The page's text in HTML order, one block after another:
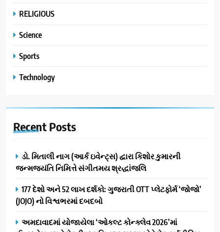
RELIGIOUS
Science
Sports
Technology
Recent Posts
ડો. મિતાલી નાગ (આર્ક ઇવેન્ટ્સ) દ્વારા કિશોર કુમારની
જન્મજયંતિ નિમિત્તે સંગીતમય શ્રદ્ધાંજલિ
177 દેશો અને 52 લાખ દર્શકો: ગુજરાતી OTT પ્લેટફોર્મ ‘જોજો’
(JOJO) નો વિશ્વભરમાં દબદબો
અમદાવાદમાં યોજાયેલા ‘ઓકલ્ટ કોન્ક્લેવ 2026’માં